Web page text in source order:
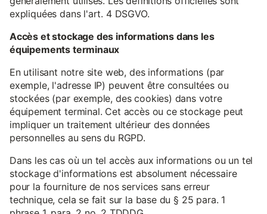
expliquées dans l'art. 4 DSGVO.
Accès et stockage des informations dans les
équipements terminaux
En utilisant notre site web, des informations (par
exemple, l'adresse IP) peuvent être consultées ou
stockées (par exemple, des cookies) dans votre
équipement terminal. Cet accès ou ce stockage peut
impliquer un traitement ultérieur des données
personnelles au sens du RGPD.
Dans les cas où un tel accès aux informations ou un tel
stockage d'informations est absolument nécessaire
pour la fourniture de nos services sans erreur
technique, cela se fait sur la base du § 25 para. 1